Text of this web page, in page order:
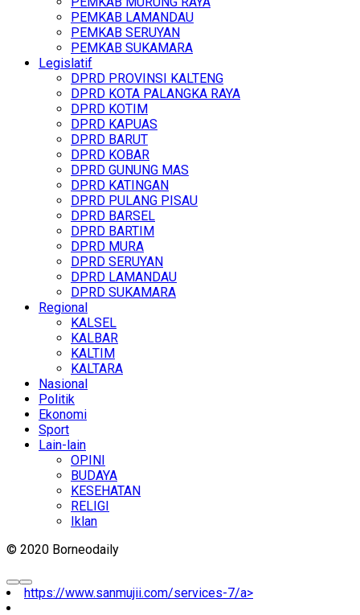
PEMKAB LAMANDAU
PEMKAB SERUYAN
PEMKAB SUKAMARA
Legislatif
DPRD PROVINSI KALTENG
DPRD KOTA PALANGKA RAYA
DPRD KOTIM
DPRD KAPUAS
DPRD BARUT
DPRD KOBAR
DPRD GUNUNG MAS
DPRD KATINGAN
DPRD PULANG PISAU
DPRD BARSEL
DPRD BARTIM
DPRD MURA
DPRD SERUYAN
DPRD LAMANDAU
DPRD SUKAMARA
Regional
KALSEL
KALBAR
KALTIM
KALTARA
Nasional
Politik
Ekonomi
Sport
Lain-lain
OPINI
BUDAYA
KESEHATAN
RELIGI
Iklan
© 2020 Borneodaily
https://www.sanmujii.com/services-7/a>